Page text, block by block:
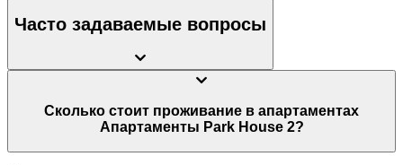
Часто задаваемые вопросы
Сколько стоит проживание в апартаментах
Апартаменты Park House 2?